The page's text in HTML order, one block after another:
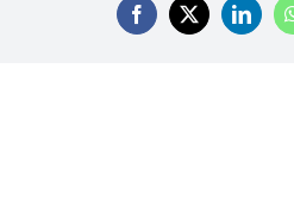
Facebook
X